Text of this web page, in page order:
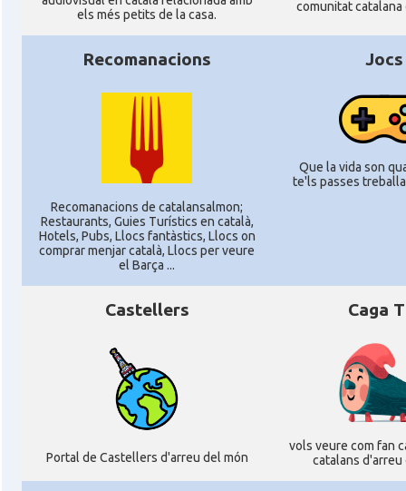
els més petits de la casa.
comunitat
Recomanacions
Recomanacions de catalansalmon;
Restaurants, Guies Turístics en català,
Hotels, Pubs, Llocs fantàstics, Llocs on
comprar menjar català, Llocs per veure
el Barça ...
Jocs
Que la vida son
te'ls passes
Castellers
Portal de Castellers d'arreu del món
Caga
vols veure com fan
catalans d'arreu